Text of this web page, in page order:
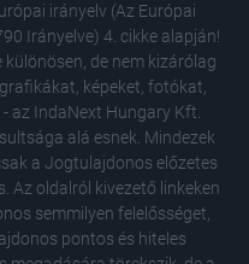
irányelv (Az Európai
Irányelve) 4. cikke alapján!
de nem kizárólag
képeket, fotókat,
az IndaNext Hungary Kft.
alá esnek. Mindezek
a Jogtulajdonos előzetes
Az oldalról kivezető linkeken
semmilyen felelősséget,
pontos és hiteles